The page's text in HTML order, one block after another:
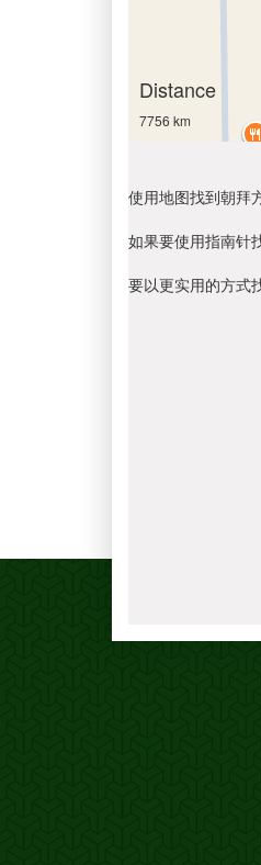
Distance
7756 km
使用地图找到朝拜
如果要使用指南针
要以更实用的方式